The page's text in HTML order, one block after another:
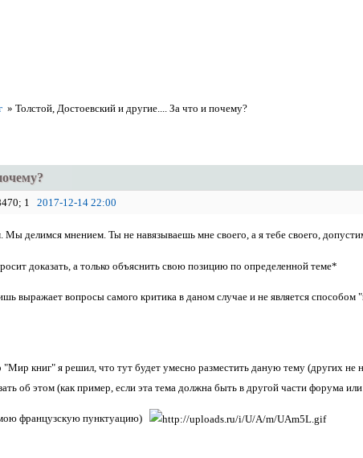
»Толстой, Достоевский и другие.... За что и почему?
1 2017-12-14 22:00
делимся мнением. Ты не навязываешь мне своего, а я тебе своего,
доказать, а только объяснить свою позицию по определенной теме*
выражает вопросы самого критика в даном случае и не является способом
"Мир книг" я решил, что тут будет умесно разместить даную тему (других
об этом (как пример, если эта тема должна быть в другой части форума
французскую пунктуацию)